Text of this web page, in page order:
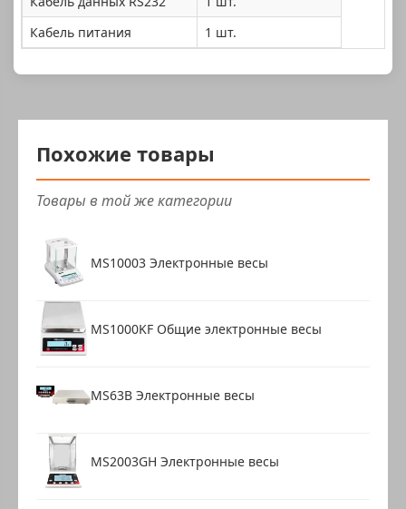
Кабель питания
1 шт.
Похожие товары
Товары в той же категории
MS10003 Электронные весы
MS1000KF Общие электронные весы
MS63B Электронные весы
MS2003GH Электронные весы